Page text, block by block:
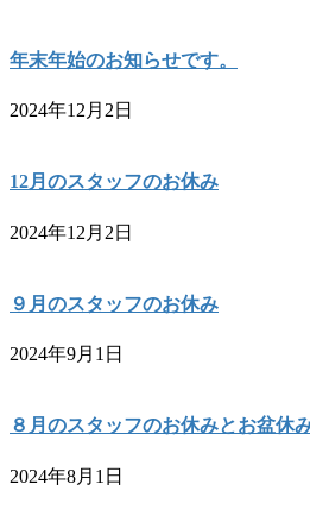
年末年始のお知らせです。
2024年12月2日
12月のスタッフのお休み
2024年12月2日
９月のスタッフのお休み
2024年9月1日
８月のスタッフのお休みとお盆休
2024年8月1日